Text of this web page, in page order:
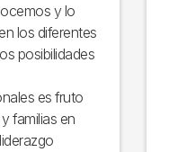
y lo
los diferentes
posibilidades
es fruto
familias en